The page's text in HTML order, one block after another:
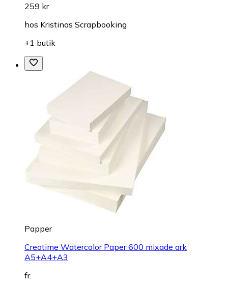
259 kr
hos Kristinas Scrapbooking
+1 butik
Papper
Creotime Watercolor Paper 600 mixade ark
A5+A4+A3
fr.